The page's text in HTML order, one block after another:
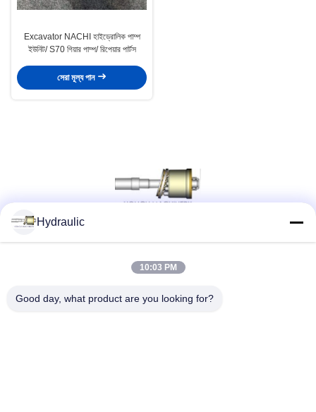
Excavator NACHI হাইড্রোলিক পাম্প
ইউনিট/ S70 গিয়ার পাম্প/ রিপেয়ার পার্টস
সেরা মূল্য পান
Hydraulic
10:03 PM
Good day, what product are you looking for?